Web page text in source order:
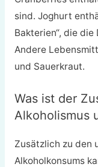
sind. Joghurt
Bakterien“, die
Andere
und Sauerkraut.
Was ist der
Alkoholismus
Zusätzlich zu den
Alkoholkonsums